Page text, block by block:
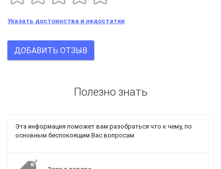
Указать достоинства и недостатки
ДОБАВИТЬ ОТЗЫВ
Полезно знать
Эта информация поможет вам разобраться что к чему, по
основным беспокоящим Вас вопросам